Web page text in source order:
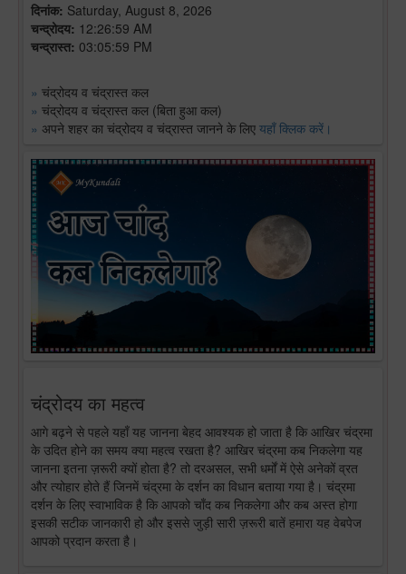
दिनांक: Saturday, August 8, 2026
चन्द्रोदय: 12:26:59 AM
चन्द्रास्त: 03:05:59 PM
» चंद्रोदय व चंद्रास्त कल
» चंद्रोदय व चंद्रास्त कल (बिता हुआ कल)
» अपने शहर का चंद्रोदय व चंद्रास्त जानने के लिए यहाँ क्लिक करें।
चंद्रोदय का महत्व
आगे बढ़ने से पहले यहाँ यह जानना बेहद आवश्यक हो जाता है कि आखिर चंद्रमा
के उदित होने का समय क्या महत्व रखता है? आखिर चंद्रमा कब निकलेगा यह
जानना इतना ज़रूरी क्यों होता है? तो दरअसल, सभी धर्मों में ऐसे अनेकों व्रत
और त्योहार होते हैं जिनमें चंद्रमा के दर्शन का विधान बताया गया है। चंद्रमा
दर्शन के लिए स्वाभाविक है कि आपको चाँद कब निकलेगा और कब अस्त होगा
इसकी सटीक जानकारी हो और इससे जुड़ी सारी ज़रूरी बातें हमारा यह वेबपेज
आपको प्रदान करता है।